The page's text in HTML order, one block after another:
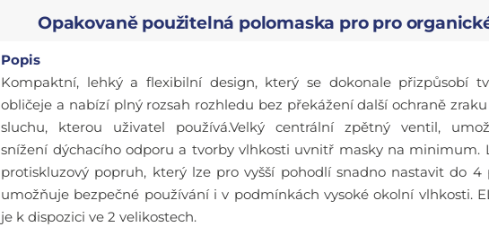
Opakovaně použitelná polomaska pro pro
Popis
Kompaktní, lehký a flexibilní design, který se dokonale přizpůsobí
obličeje a nabízí plný rozsah rozhledu bez překážení další ochraně
sluchu, kterou uživatel používá.Velký centrální zpětný ventil,
snížení dýchacího odporu a tvorby vlhkosti uvnitř masky na minimum.
protiskluzový popruh, který lze pro vyšší pohodlí snadno nastavit do 4
umožňuje bezpečné používání i v podmínkách vysoké okolní vlhkosti.
je k dispozici ve 2 velikostech.